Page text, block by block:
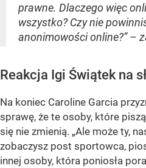
prawne. Dlaczego więc
wszystko? Czy nie
anonimowości online?” –
Reakcja Igi Świątek na
Na koniec Caroline Garcia
sprawę, że te osoby, które
się nie zmienią. „Ale może ty,
zobaczysz post sportowca,
innej osoby, która poniosła